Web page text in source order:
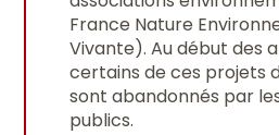
France Nature
Vivante). Au début des
certains de ces projets
sont abandonnés par
publics.